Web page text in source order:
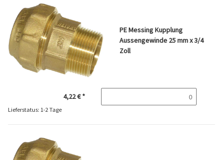
PE Messing Kupplung
Aussengewinde 25 mm x 3/4
Zoll
4,22 €*
Lieferstatus: 1-2 Tage